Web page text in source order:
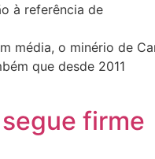
à referência de
média, o minério de
que desde 2011
firme